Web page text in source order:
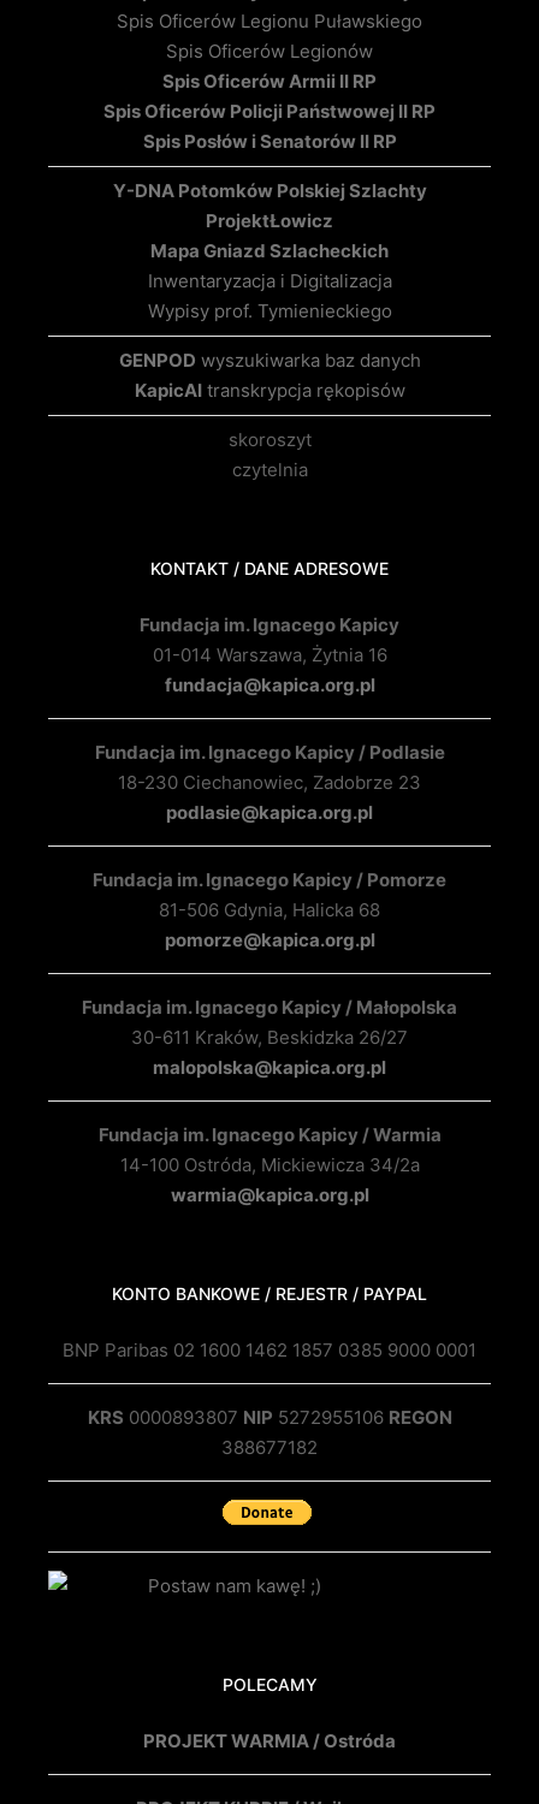
Spis Oficerów Legionu Puławskiego
Spis Oficerów Legionów
Spis Oficerów Armii II RP
Spis Oficerów Policji Państwowej II RP
Spis Posłów i Senatorów II RP
Y-DNA Potomków Polskiej Szlachty
ProjektŁowicz
Mapa Gniazd Szlacheckich
Inwentaryzacja i Digitalizacja
Wypisy prof. Tymienieckiego
GENPOD wyszukiwarka baz danych
KapicAItranskrypcja rękopisów
skoroszyt
czytelnia
KONTAKT / DANE ADRESOWE
Fundacja im. Ignacego Kapicy
01-014 Warszawa, Żytnia 16
fundacja@kapica.org.pl
Fundacja im. Ignacego Kapicy / Podlasie
18-230 Ciechanowiec, Zadobrze 23
podlasie@kapica.org.pl
Fundacja im. Ignacego Kapicy / Pomorze
81-506 Gdynia, Halicka 68
pomorze@kapica.org.pl
Fundacja im. Ignacego Kapicy / Małopolska
30-611 Kraków, Beskidzka 26/27
malopolska@kapica.org.pl
Fundacja im. Ignacego Kapicy / Warmia
14-100 Ostróda, Mickiewicza 34/2a
warmia@kapica.org.pl
KONTO BANKOWE / REJESTR / PAYPAL
BNP Paribas 02 1600 1462 1857 0385 9000 0001
KRS 0000893807 NIP 5272955106 REGON
388677182
POLECAMY
PROJEKT WARMIA / Ostróda